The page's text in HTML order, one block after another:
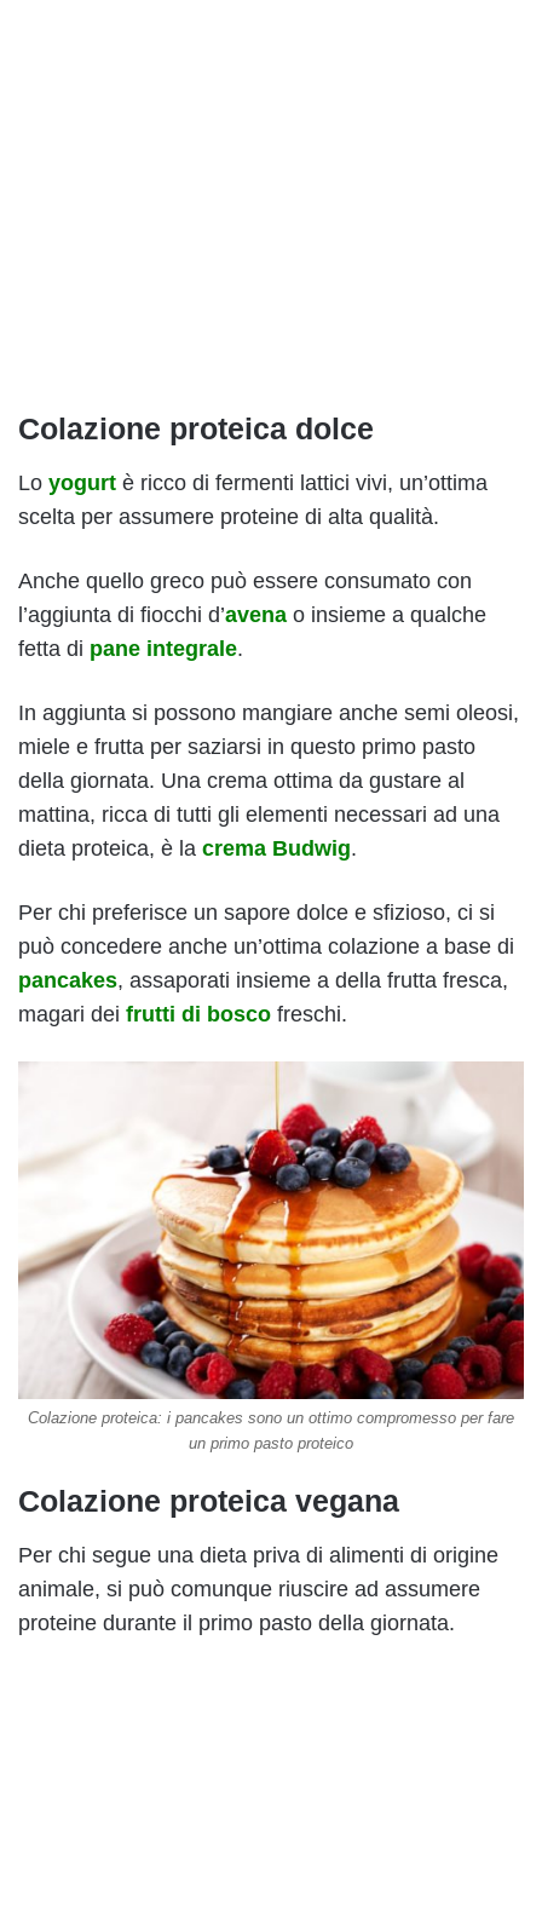
Colazione proteica dolce
Lo yogurt è ricco di fermenti lattici vivi, un’ottima
scelta per assumere proteine di alta qualità.
Anche quello greco può essere consumato con
l’aggiunta di fiocchi d’avena o insieme a qualche
fetta di pane integrale.
In aggiunta si possono mangiare anche semi oleosi,
miele e frutta per saziarsi in questo primo pasto
della giornata. Una crema ottima da gustare al
mattina, ricca di tutti gli elementi necessari ad una
dieta proteica, è la crema Budwig.
Per chi preferisce un sapore dolce e sfizioso, ci si
può concedere anche un’ottima colazione a base di
pancakes, assaporati insieme a della frutta fresca,
magari dei frutti di bosco freschi.
Colazione proteica: i pancakes sono un ottimo compromesso per fare
un primo pasto proteico
Colazione proteica vegana
Per chi segue una dieta priva di alimenti di origine
animale, si può comunque riuscire ad assumere
proteine durante il primo pasto della giornata.